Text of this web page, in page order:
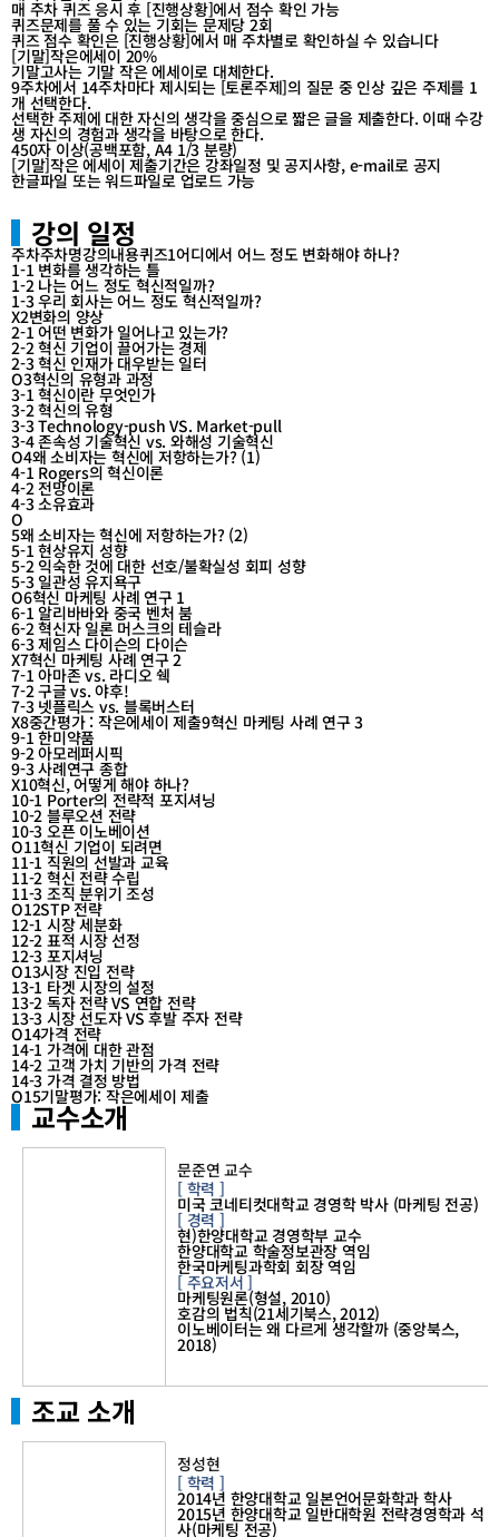
매 주차 퀴즈 응시 후 [진행상황]에서 점수 확인 가능
퀴즈문제를 풀 수 있는 기회는 문제당 2회
퀴즈 점수 확인은 [진행상황]에서 매 주차별로 확인하실 수 있습니다
[기말]작은에세이 20%
기말고사는 기말 작은 에세이로 대체한다.
9주차에서 14주차마다 제시되는 [토론주제]의 질문 중 인상 깊은 주제를 1
개 선택한다.
선택한 주제에 대한 자신의 생각을 중심으로 짧은 글을 제출한다. 이때 수강
생 자신의 경험과 생각을 바탕으로 한다.
450자 이상(공백포함, A4 1/3 분량)
[기말]작은 에세이 제출기간은 강좌일정 및 공지사항, e-mail로 공지
한글파일 또는 워드파일로 업로드 가능
강의 일정
주차주차명강의내용퀴즈1어디에서 어느 정도 변화해야 하나?
1-1 변화를 생각하는 틀
1-2 나는 어느 정도 혁신적일까?
1-3 우리 회사는 어느 정도 혁신적일까?
X2변화의 양상
2-1 어떤 변화가 일어나고 있는가?
2-2 혁신 기업이 끌어가는 경제
2-3 혁신 인재가 대우받는 일터
O3혁신의 유형과 과정
3-1 혁신이란 무엇인가
3-2 혁신의 유형
3-3 Technology-push VS. Market-pull
3-4 존속성 기술혁신 vs. 와해성 기술혁신
O4왜 소비자는 혁신에 저항하는가? (1)
4-1 Rogers의 혁신이론
4-2 전망이론
4-3 소유효과
O
5왜 소비자는 혁신에 저항하는가? (2)
5-1 현상유지 성향
5-2 익숙한 것에 대한 선호/불확실성 회피 성향
5-3 일관성 유지욕구
O6혁신 마케팅 사례 연구 1
6-1 알리바바와 중국 벤처 붐
6-2 혁신자 일론 머스크의 테슬라
6-3 제임스 다이슨의 다이슨
X7혁신 마케팅 사례 연구 2
7-1 아마존 vs. 라디오 쉑
7-2 구글 vs. 야후!
7-3 넷플릭스 vs. 블록버스터
X8중간평가 : 작은에세이 제출9혁신 마케팅 사례 연구 3
9-1 한미약품
9-2 아모레퍼시픽
9-3 사례연구 종합
X10혁신, 어떻게 해야 하나?
10-1 Porter의 전략적 포지셔닝
10-2 블루오션 전략
10-3 오픈 이노베이션
O11혁신 기업이 되려면
11-1 직원의 선발과 교육
11-2 혁신 전략 수립
11-3 조직 분위기 조성
O12STP 전략
12-1 시장 세분화
12-2 표적 시장 선정
12-3 포지셔닝
O13시장 진입 전략
13-1 타겟 시장의 설정
13-2 독자 전략 VS 연합 전략
13-3 시장 선도자 VS 후발 주자 전략
O14가격 전략
14-1 가격에 대한 관점
14-2 고객 가치 기반의 가격 전략
14-3 가격 결정 방법
O15기말평가: 작은에세이 제출
교수소개
교
문준연 교수
[ 학력 ]
미국 코네티컷대학교 경영학 박사 (마케팅 전공)
[ 경력 ]
현)한양대학교 경영학부 교수
한양대학교 학술정보관장 역임
한국마케팅과학회 회장 역임
[ 주요저서 ]
마케팅원론(형설, 2010)
호감의 법칙(21세기북스, 2012)
이노베이터는 왜 다르게 생각할까 (중앙북스,
2018)
조교 소개
조
정성현
[ 학력 ]
2014년 한양대학교 일본언어문화학과 학사
2015년 한양대학교 일반대학원 전략경영학과 석
사(마케팅 전공)